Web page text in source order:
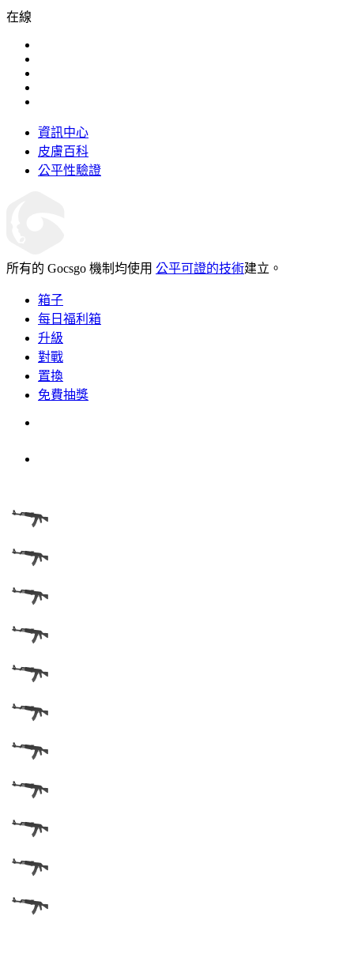
在線
資訊中心
皮膚百科
公平性驗證
所有的 Gocsgo 機制均使用 公平可證的技術建立。
箱子
每日福利箱
升級
對戰
置換
免費抽獎